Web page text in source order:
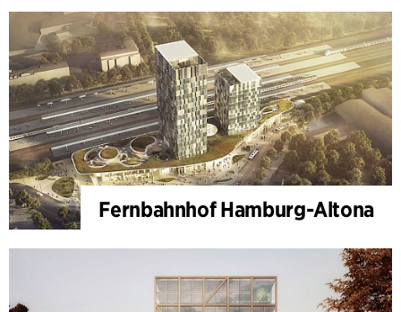
Fernbahnhof Hamburg-Altona